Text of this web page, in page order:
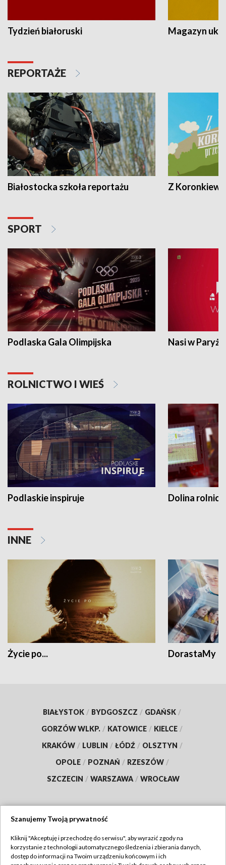
Tydzień białoruski Magazyn
REPORTAŻE
Białostocka szkoła reportażu Z
SPORT
Podlaska Gala Olimpijska Nasi w Paryżu
ROLNICTWO I WIEŚ
Podlaskie inspiruje Dolina
INNE
Życie po... DorastaMy
BIAŁYSTOK / BYDGOSZCZ / GDAŃSK /
GORZÓW WLKP. / KATOWICE / KIELCE /
KRAKÓW / LUBLIN / ŁÓDŹ / OLSZTYN /
OPOLE / POZNAŃ / RZESZÓW /
SZCZECIN / WARSZAWA / WROCŁAW
TVP
Szanujemy Twoją prywatność
Kliknij "Akceptuję i przechodzę do serwisu", aby wyrazić zgody na
korzystanie z technologii automatycznego śledzenia i zbierania danych,
dostęp do informacji na Twoim urządzeniu końcowym i ich